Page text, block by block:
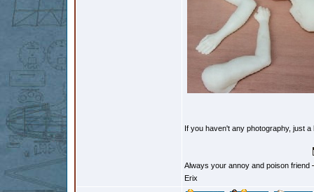
If you haven't any photography, just
Always your annoy and poison friend
Erix